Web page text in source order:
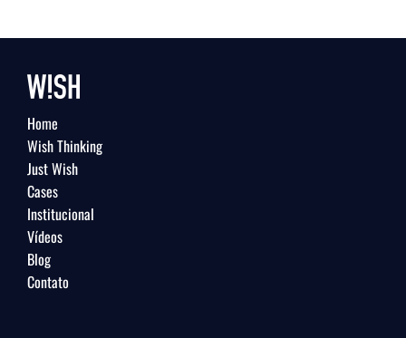
Home
Wish Thinking
Just Wish
Cases
Institucional
Vídeos
Blog
Contato